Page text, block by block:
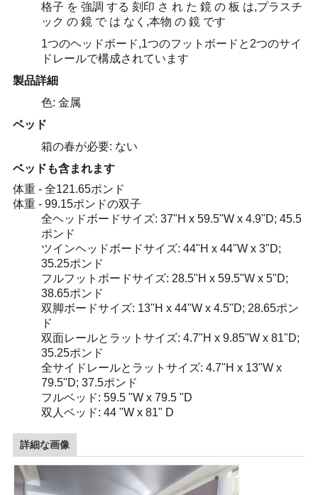
ス
す
て
の
地
図
格子 を 強調 する 刻印 さ れ た 鏡 の 板 は,プラスチ
ック の 鏡 で は なく,本物 の 鏡 です
1つのヘッドボード,1つのフットボードと2つのサイ
ドレールで構成されています
製品詳細
色: 金属
ベッド
箱の春が必要: ない
ベッドも含まれます
体重 - 全121.65ポンド
体重 - 99.15ポンドの双子
全ヘッドボードサイズ: 37"H x 59.5"W x 4.9"D; 45.5
ポンド
ツインヘッドボードサイズ: 44"H x 44"W x 3"D;
35.25ポンド
フルフットボードサイズ: 28.5"H x 59.5"W x 5"D;
38.65ポンド
双脚ボードサイズ: 13"H x 44"W x 4.5"D; 28.65ポン
ド
双面レールとラットサイズ: 4.7"H x 9.85"W x 81"D;
35.25ポンド
全サイドレールとラットサイズ: 4.7"H x 13"W x
79.5"D; 37.5ポンド
フルベッド: 59.5 "W x 79.5 "D
双人ベッド: 44 "W x 81" D
詳細な画像